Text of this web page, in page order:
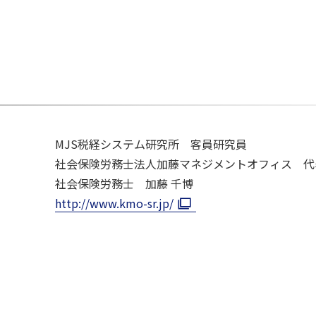
MJS税経システム研究所 客員研究員
社会保険労務士法人加藤マネジメントオフィス
社会保険労務士 加藤 千博
http://www.kmo-sr.jp/